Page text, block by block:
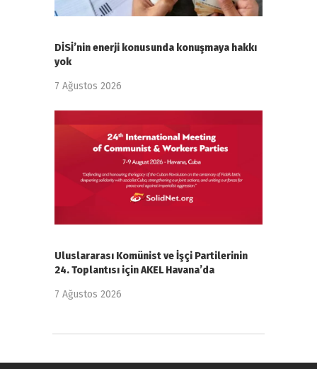
DİSİ’nin enerji konusunda konuşmaya hakkı
yok
7 Ağustos 2026
Uluslararası Komünist ve İşçi Partilerinin
24. Toplantısı için AKEL Havana’da
7 Ağustos 2026